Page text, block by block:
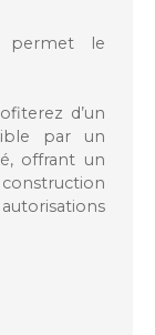
permet le
d’un
par un
offrant un